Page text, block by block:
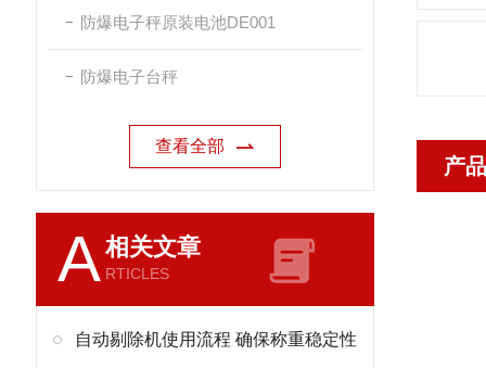
防爆电子秤原装电池DE001
防爆电子台秤
查看全部
A相关文章
RTICLES
自动剔除机使用流程 确保称重稳定性
产